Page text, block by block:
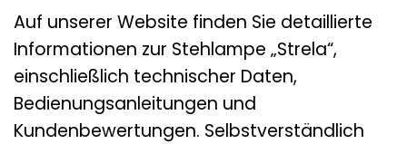
Auf unserer Website finden Sie detaillierte
Informationen zur Stehlampe „Strela“,
einschließlich technischer Daten,
Bedienungsanleitungen und
Kundenbewertungen. Selbstverständlich